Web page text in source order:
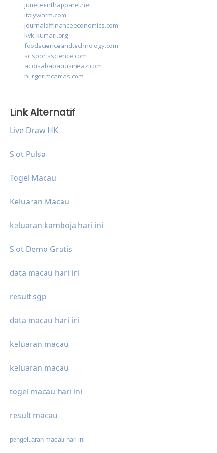
juneteenthapparel.net
italywarm.com
journaloffinanceeconomics.com
kvk-kumari.org
foodscienceandtechnology.com
scisportsscience.com
addisababacuisineaz.com
burgerimcamas.com
Link Alternatif
Live Draw HK
Slot Pulsa
Togel Macau
Keluaran Macau
keluaran kamboja hari ini
Slot Demo Gratis
data macau hari ini
result sgp
data macau hari ini
keluaran macau
keluaran macau
togel macau hari ini
result macau
pengeluaran macau hari ini